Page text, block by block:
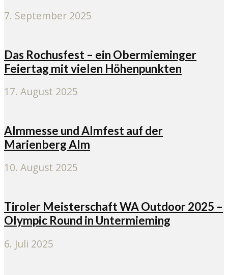
7. September 2025
Das Rochusfest – ein Obermieminger
Feiertag mit vielen Höhenpunkten
17. August 2025
Almmesse und Almfest auf der
Marienberg Alm
10. August 2025
Tiroler Meisterschaft WA Outdoor 2025 –
Olympic Round in Untermieming
6. Juli 2025